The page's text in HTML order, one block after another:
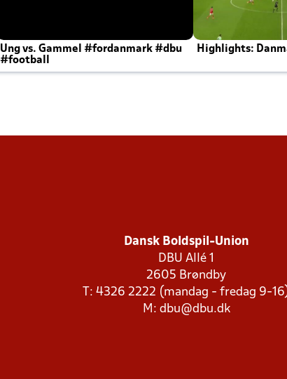
Ung vs. Gammel #fordanmark #dbu
#football
Highlights:
Dansk Boldspil-Union
DBU Allé 1
2605 Brøndby
T: 4326 2222 (mandag - fredag 9-
M: dbu@dbu.dk